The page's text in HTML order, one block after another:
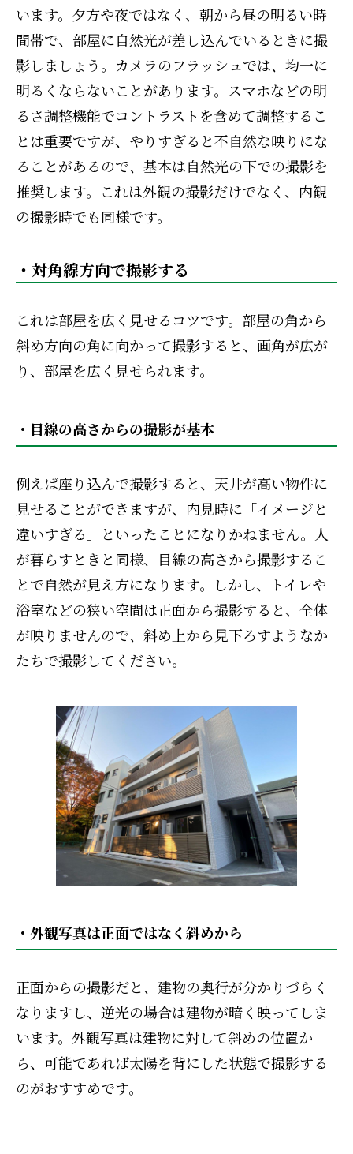
います。夕方や夜ではなく、朝から昼の明るい時
間帯で、部屋に自然光が差し込んでいるときに撮
影しましょう。カメラのフラッシュでは、均一に
明るくならないことがあります。スマホなどの明
るさ調整機能でコントラストを含めて調整するこ
とは重要ですが、やりすぎると不自然な映りにな
ることがあるので、基本は自然光の下での撮影を
推奨します。これは外観の撮影だけでなく、内観
の撮影時でも同様です。
・対角線方向で撮影する
これは部屋を広く見せるコツです。部屋の角から
斜め方向の角に向かって撮影すると、画角が広が
り、部屋を広く見せられます。
・目線の高さからの撮影が基本
例えば座り込んで撮影すると、天井が高い物件に
見せることができますが、内見時に「イメージと
違いすぎる」といったことになりかねません。人
が暮らすときと同様、目線の高さから撮影するこ
とで自然が見え方になります。しかし、トイレや
浴室などの狭い空間は正面から撮影すると、全体
が映りませんので、斜め上から見下ろすようなか
たちで撮影してください。
・外観写真は正面ではなく斜めから
正面からの撮影だと、建物の奥行が分かりづらく
なりますし、逆光の場合は建物が暗く映ってしま
います。外観写真は建物に対して斜めの位置か
ら、可能であれば太陽を背にした状態で撮影する
のがおすすめです。